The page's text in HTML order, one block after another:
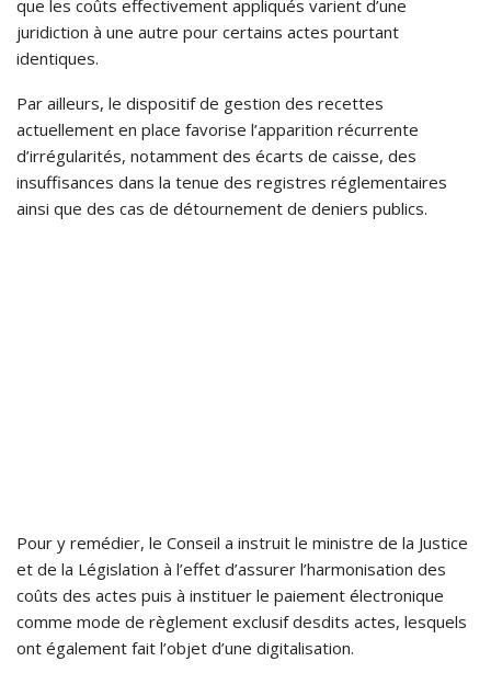
que les coûts effectivement appliqués varient d’une
juridiction à une autre pour certains actes pourtant
identiques.
Par ailleurs, le dispositif de gestion des recettes
actuellement en place favorise l’apparition récurrente
d’irrégularités, notamment des écarts de caisse, des
insuffisances dans la tenue des registres réglementaires
ainsi que des cas de détournement de deniers publics.
Pour y remédier, le Conseil a instruit le ministre de la Justice
et de la Législation à l’effet d’assurer l’harmonisation des
coûts des actes puis à instituer le paiement électronique
comme mode de règlement exclusif desdits actes, lesquels
ont également fait l’objet d’une digitalisation.